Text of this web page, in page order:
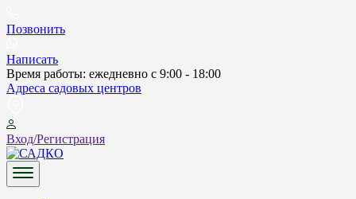
to
Позвонить
Написать
Время работы: ежедневно с 9:00 - 18:00
Адреса садовых центров
Вход/Регистрация
САДКО